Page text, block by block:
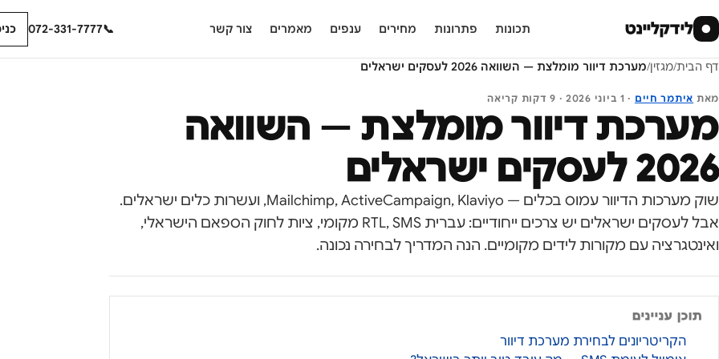
● לידקליינט תכונות פתרונות מחירים ענפים מאמרים צור קשר 📞
072-331-7777
דף הבית/מגזין/מערכת דיוור מומלצת — השוואה 2026 לעסקים ישראלים
מאת איתמר חיים · 1 ביוני 2026 ·
9דקות קריאה
מערכת דיוור מומלצת — השוואה
2026 לעסקים ישראלים
שוק מערכות הדיוור עמוס בכלים — Mailchimp, ActiveCampaign, Klaviyo, ועשרות כלים ישראלים.
אבל לעסקים ישראלים יש צרכים ייחודיים: עברית RTL, SMS מקומי, ציות לחוק הספאם הישראלי,
ואינטגרציה עם מקורות לידים מקומיים. הנה המדריך לבחירה נכונה.
תוכן עניינים
הקריטריונים לבחירת מערכת דיוור